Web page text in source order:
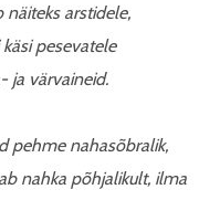
näiteks arstidele,
pesevatele
ja värvaineid.
pehme nahasõbralik,
nahka põhjalikult, ilma